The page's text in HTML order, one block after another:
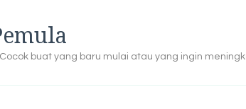
buat yang baru mulai atau yang ingin